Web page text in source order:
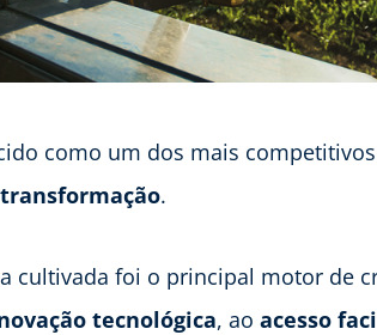
como um dos mais
.
cultivada foi o principal motor de
tecnológica, ao acesso